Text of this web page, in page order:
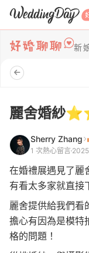
新
麗舍婚紗
Sherry Zhang
1 次熱心留言
在婚禮展遇見了麗
有看太多家就直接
麗舍提供給我們看
擔心有因為是模特
格的問題！